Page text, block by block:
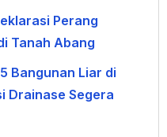
Perang
Tanah Abang
Bangunan Liar di
Drainase Segera